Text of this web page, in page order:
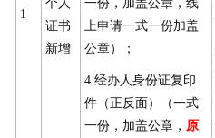
1
个人
证书
新增
一份，加盖公章，线
上申请一式一份加盖
公章）；
4.经办人身份证复印
件（正反面）（一式
一份，加盖公章， 原